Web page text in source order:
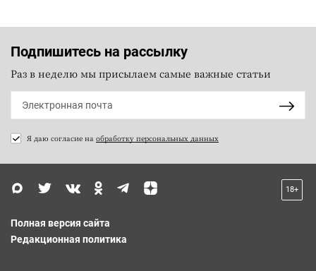
Подпишитесь на рассылку
Раз в неделю мы присылаем самые важные статьи
Я даю согласие на обработку персональных данных
18+
Полная версия сайта
Редакционная политика